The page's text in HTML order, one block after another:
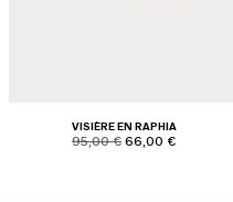
VISIÈRE EN RAPHIA
product.price.original
95,00 € product.price.sale
66,00 €